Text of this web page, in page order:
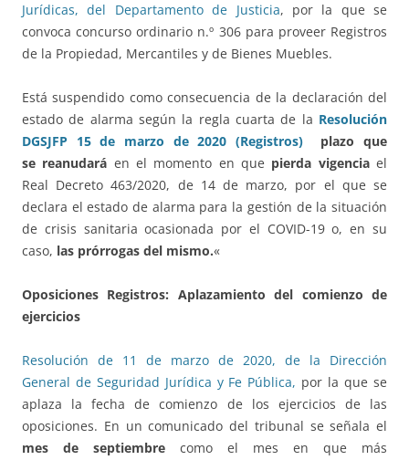
Jurídicas, del Departamento de Justicia, por la que se
convoca concurso ordinario n.º 306 para proveer Registros
de la Propiedad, Mercantiles y de Bienes Muebles.
Está suspendido como consecuencia de la declaración del
estado de alarma según la regla cuarta de la Resolución
DGSJFP 15 de marzo de 2020 (Registros) plazo que
se reanudará en el momento en que pierda vigenciael
Real Decreto 463/2020, de 14 de marzo, por el que se
declara el estado de alarma para la gestión de la situación
de crisis sanitaria ocasionada por el COVID-19 o, en su
caso, las prórrogas del mismo.«
Oposiciones Registros: Aplazamiento del comienzo de
ejercicios
Resolución de 11 de marzo de 2020, de la Dirección
General de Seguridad Jurídica y Fe Pública, por la que se
aplaza la fecha de comienzo de los ejercicios de las
oposiciones. En un comunicado del tribunal se señala el
mes de septiembre como el mes en que más